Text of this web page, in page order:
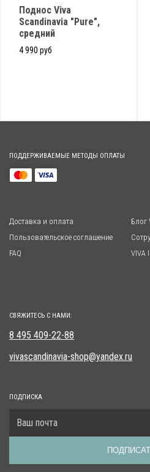
Поднос Viva
Scandinavia "Pure",
средний
4 990 руб
ПОДДЕРЖИВАЕМЫЕ МЕТОДЫ ОПЛАТЫ
Доставка и оплата
Пользовательское соглашение
FAQ
Блог
VIVA
СВЯЖИТЕСЬ С НАМИ:
8 495 409-22-88
vivascandinavia-shop@yandex.ru
ПОДПИСКА